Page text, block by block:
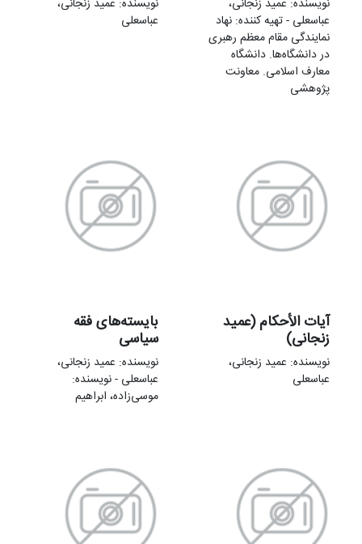
عباسعلی - تهيه کننده: نهاد
نمایندگی مقام معظم رهبری
در دانشگاه‌ها. دانشگاه
معارف اسلامی. معاونت
پژوهشی
عباسعلی
آیات الأحکام (عمید
زنجانی)
نویسنده: عمید زنجانی،
عباسعلی
بایسته‌های فقه
سیاسی
نویسنده: عمید زنجانی،
عباسعلی - نویسنده:
موسی‌زاده، ابراهیم